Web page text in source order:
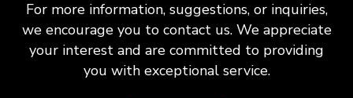
For more information, suggestions, or inquiries,
we encourage you to contact us. We appreciate
your interest and are committed to providing
you with exceptional service.